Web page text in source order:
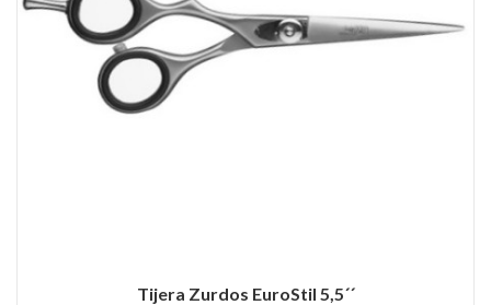
Tijera Zurdos EuroStil 5,5´´